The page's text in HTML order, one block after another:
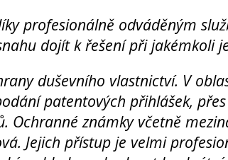
profesionálně odváděným
dojít k řešení při jakémkoli
duševního vlastnictví. V
patentových přihlášek, přes
Ochranné známky včetně
Jejich přístup je velmi